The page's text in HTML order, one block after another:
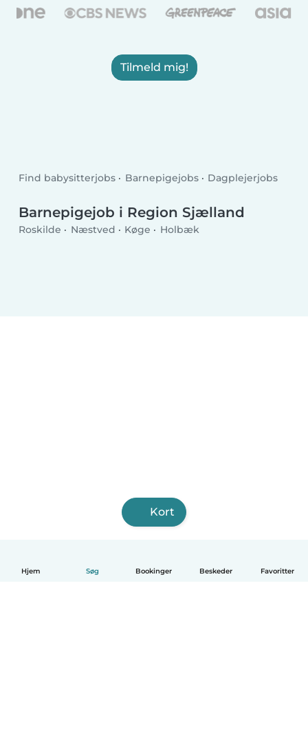
Hjem Søg Bookinger Beskeder Favoritter
Tilmeld mig!
Find babysitterjobs Barnepigejobs Dagplejerjobs
Barnepigejob i Region Sjælland
Roskilde Næstved Køge Holbæk
Kort